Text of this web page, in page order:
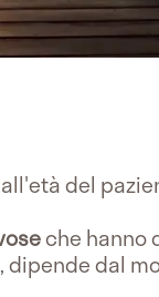
del
che hanno
, dipende dal